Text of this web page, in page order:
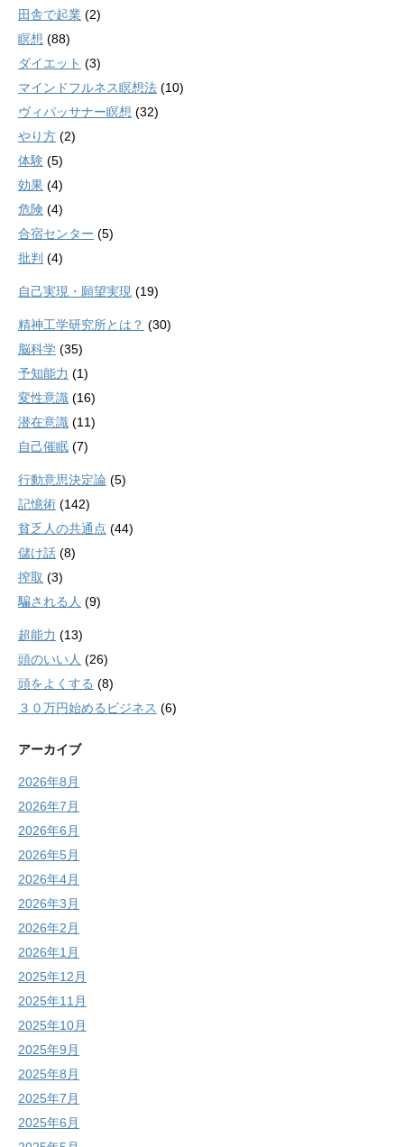
田舎で起業 (2)
瞑想 (88)
ダイエット (3)
マインドフルネス瞑想法 (10)
ヴィパッサナー瞑想 (32)
やり方 (2)
体験 (5)
効果 (4)
危険 (4)
合宿センター (5)
批判 (4)
自己実現・願望実現 (19)
精神工学研究所とは？ (30)
脳科学 (35)
予知能力 (1)
変性意識 (16)
潜在意識 (11)
自己催眠 (7)
行動意思決定論 (5)
記憶術 (142)
貧乏人の共通点 (44)
儲け話 (8)
搾取 (3)
騙される人 (9)
超能力 (13)
頭のいい人 (26)
頭をよくする (8)
３０万円始めるビジネス (6)
アーカイブ
2026年8月
2026年7月
2026年6月
2026年5月
2026年4月
2026年3月
2026年2月
2026年1月
2025年12月
2025年11月
2025年10月
2025年9月
2025年8月
2025年7月
2025年6月